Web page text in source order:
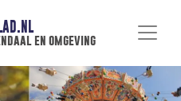
en omgeving